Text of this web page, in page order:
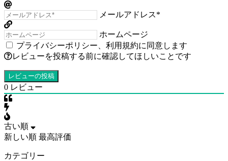
メールアドレス*
ホームページ
プライバシーポリシー
利用規約に同意します
レビューを投稿する前に確認してほしいことです
0 レビュー
古い順
新しい順 最高評価
カテゴリー